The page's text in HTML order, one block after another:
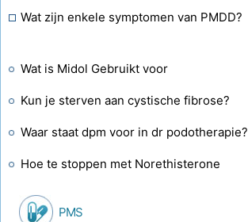
Wat zijn enkele symptomen van PMDD?
Wat is Midol Gebruikt voor
Kun je sterven aan cystische fibrose?
Waar staat dpm voor in dr podotherapie?
Hoe te stoppen met Norethisterone
PMS